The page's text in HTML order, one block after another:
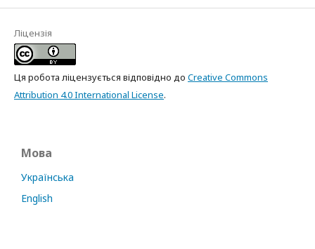
Ліцензія
Ця робота ліцензується відповідно до Creative Commons
Attribution 4.0 International License.
Мова
Українська
English